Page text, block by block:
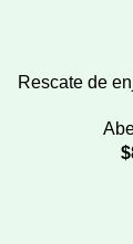
Rescate de
$